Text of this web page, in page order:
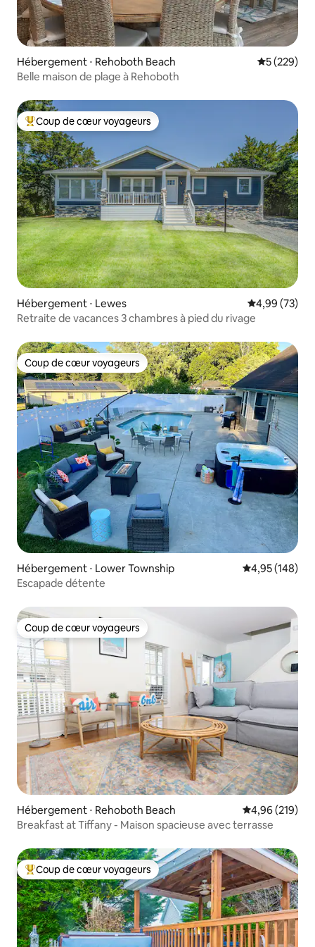
Hébergement ⋅ Rehoboth Beach Évaluation
5 (229)
Belle maison de plage à Rehoboth
Coups de cœur voyageurs les plus appréciés
Coup de cœur voyageurs
Hébergement ⋅ Lewes Évaluation
4,99 (73)
Retraite de vacances 3 chambres à pied du rivage
Coup de cœur voyageurs
Coup de cœur voyageurs
Hébergement ⋅ Lower Township Évaluation
4,95 (148)
Escapade détente
Coup de cœur voyageurs
Coup de cœur voyageurs
Hébergement ⋅ Rehoboth Beach Évaluation
4,96 (219)
Breakfast at Tiffany - Maison spacieuse avec terrasse
Coups de cœur voyageurs les plus appréciés
Coup de cœur voyageurs